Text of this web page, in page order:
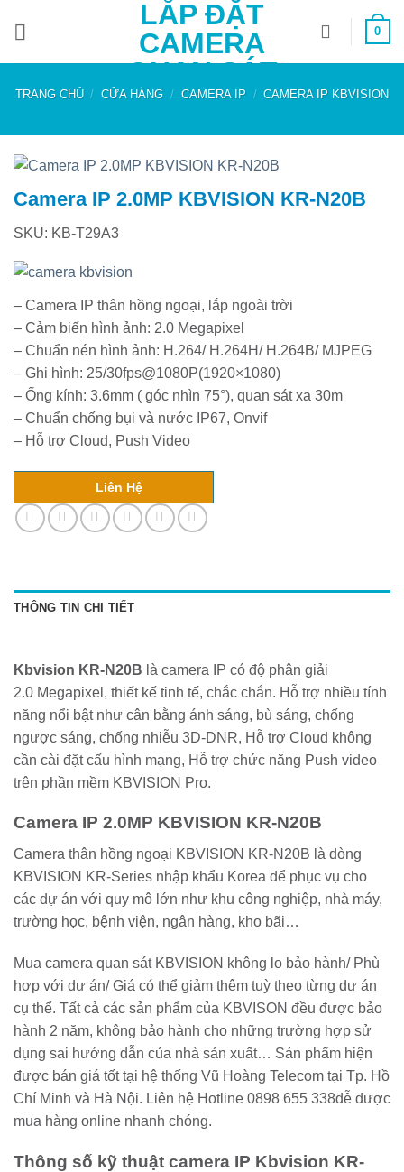
LẮP ĐẶT
CAMERA
QUAN SÁT
0
TRANG CHỦ / CỬA HÀNG / CAMERA IP / CAMERA IP KBVISION
Camera IP 2.0MP KBVISION KR-N20B
SKU: KB-T29A3
– Camera IP thân hồng ngoại, lắp ngoài trời
– Cảm biến hình ảnh: 2.0 Megapixel
– Chuẩn nén hình ảnh: H.264/ H.264H/ H.264B/ MJPEG
– Ghi hình: 25/30fps@1080P(1920×1080)
– Ống kính: 3.6mm ( góc nhìn 75°), quan sát xa 30m
– Chuẩn chống bụi và nước IP67, Onvif
– Hỗ trợ Cloud, Push Video
Liên Hệ
THÔNG TIN CHI TIẾT
Kbvision KR-N20B là camera IP có độ phân giải
2.0 Megapixel, thiết kế tinh tế, chắc chắn. Hỗ trợ nhiều tính
năng nổi bật như cân bằng ánh sáng, bù sáng, chống
ngược sáng, chống nhiễu 3D-DNR, Hỗ trợ Cloud không
cần cài đặt cấu hình mạng, Hỗ trợ chức năng Push video
trên phần mềm KBVISION Pro.
Camera IP 2.0MP KBVISION KR-N20B
Camera thân hồng ngoại KBVISION KR-N20B là dòng
KBVISION KR-Series nhập khẩu Korea để phục vụ cho
các dự án với quy mô lớn như khu công nghiệp, nhà máy,
trường học, bệnh viện, ngân hàng, kho bãi…
Mua camera quan sát KBVISION không lo bảo hành/ Phù
hợp với dự án/ Giá có thể giảm thêm tuỳ theo từng dự án
cụ thể. Tất cả các sản phẩm của KBVISON đều được bảo
hành 2 năm, không bảo hành cho những trường hợp sử
dụng sai hướng dẫn của nhà sản xuất… Sản phẩm hiện
được bán giá tốt tại hệ thống Vũ Hoàng Telecom tại Tp. Hồ
Chí Minh và Hà Nội. Liên hệ Hotline 0898 655 338đễ được
mua hàng online nhanh chóng.
Thông số kỹ thuật camera IP Kbvision KR-